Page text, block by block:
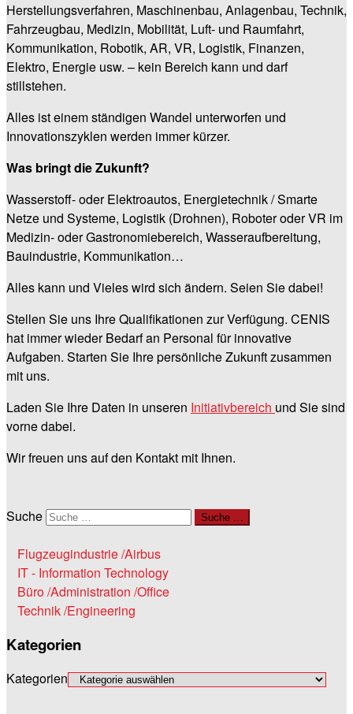
Herstellungsverfahren, Maschinenbau, Anlagenbau, Technik,
Fahrzeugbau, Medizin, Mobilität, Luft- und Raumfahrt,
Kommunikation, Robotik, AR, VR, Logistik, Finanzen,
Elektro, Energie usw. – kein Bereich kann und darf
stillstehen.
Alles ist einem ständigen Wandel unterworfen und
Innovationszyklen werden immer kürzer.
Was bringt die Zukunft?
Wasserstoff- oder Elektroautos, Energietechnik / Smarte
Netze und Systeme, Logistik (Drohnen), Roboter oder VR im
Medizin- oder Gastronomiebereich, Wasseraufbereitung,
Bauindustrie, Kommunikation…
Alles kann und Vieles wird sich ändern. Seien Sie dabei!
Stellen Sie uns Ihre Qualifikationen zur Verfügung. CENIS
hat immer wieder Bedarf an Personal für innovative
Aufgaben. Starten Sie Ihre persönliche Zukunft zusammen
mit uns.
Laden Sie Ihre Daten in unseren Initiativbereich und Sie sind
vorne dabei.
Wir freuen uns auf den Kontakt mit Ihnen.
Suche Suche …
Flugzeugindustrie /Airbus
IT - Information Technology
Büro /Administration /Office
Technik /Engineering
Kategorien
Kategorien